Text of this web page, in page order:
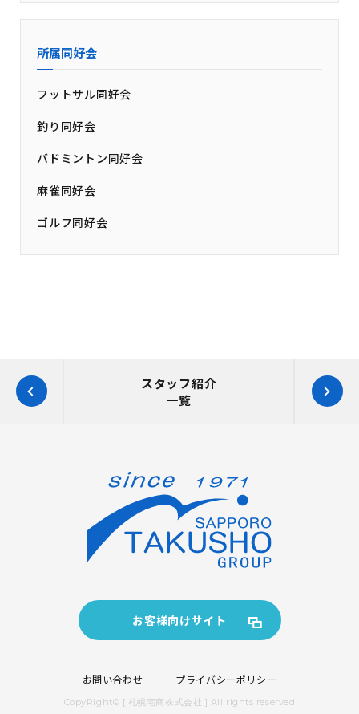
所属同好会
フットサル同好会
釣り同好会
バドミントン同好会
麻雀同好会
ゴルフ同好会
スタッフ紹介
一覧
お客様向けサイト
お問い合わせ プライバシーポリシー
CopyRight© [ 札幌宅商株式会社 ] All rights reserved